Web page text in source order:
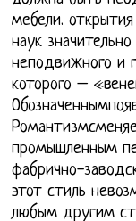
мебели.
наук
неподвижного и
которого –
промышленным
фабрично-
этот стиль
любым другим